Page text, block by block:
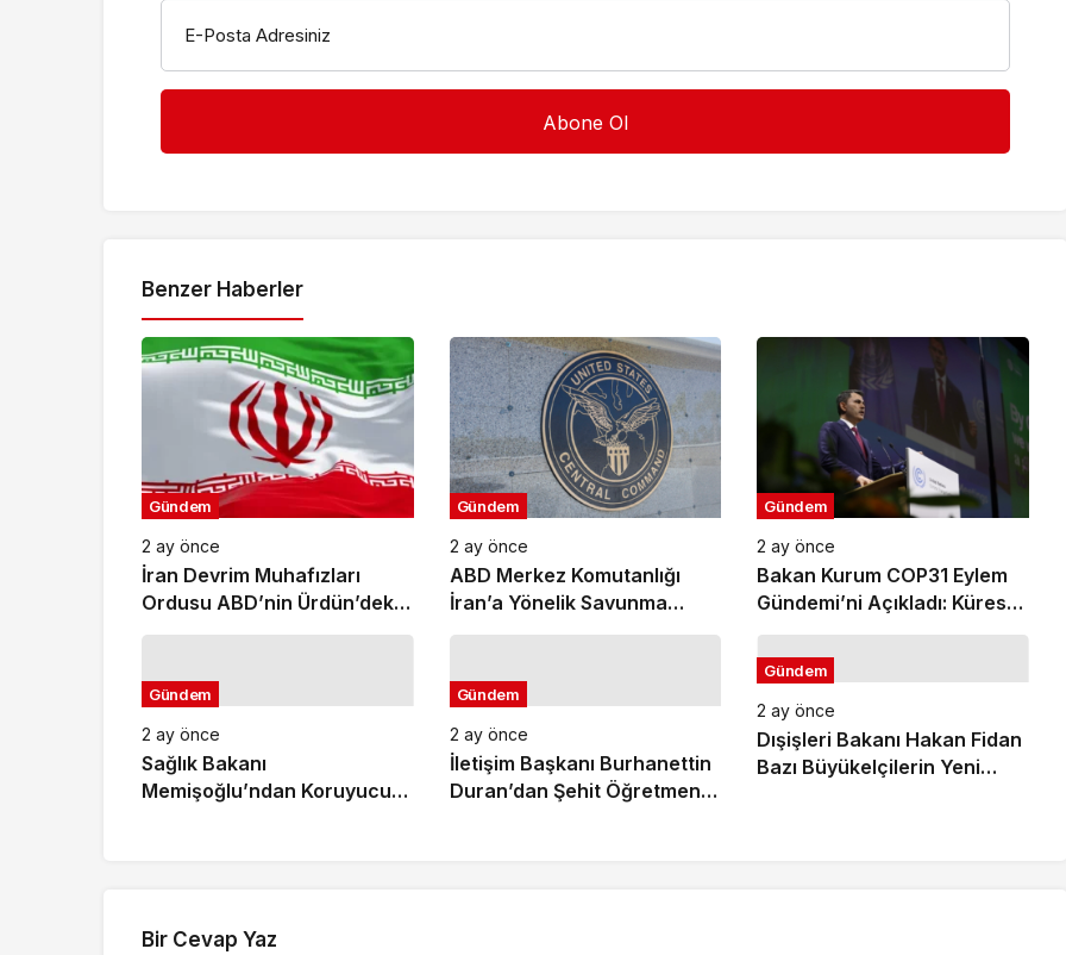
E-Posta Adresiniz
Benzer Haberler
Gündem
2 ay önce
İran Devrim Muhafızları
Ordusu ABD’nin Ürdün’deki
Askeri Üssünü Vurdu
Gündem
2 ay önce
ABD Merkez Komutanlığı
İran’a Yönelik Savunma
Amaçlı Saldırıların
Gündem
2 ay önce
Bakan Kurum COP31 Eylem
Gündemi’ni Açıkladı: Küresel
İklim Eylemi İçin 10 Öncelikli
Alan Ve 6 Hedef Belirlendi
Gündem
2 ay önce
Sağlık Bakanı
Memişoğlu’ndan Koruyucu
Yapıldı
Gündem
2 ay önce
İletişim Başkanı Burhanettin
Duran’dan Şehit Öğretmen
Gündem
2 ay önce
Dışişleri Bakanı Hakan Fidan
Bazı Büyükelçilerin Yeni
Bir Cevap Yaz